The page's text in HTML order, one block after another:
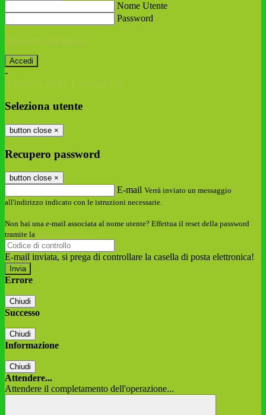
Nome Utente
Password
-
Seleziona utente
button close ×
Recupero password
button close ×
E-mail Verrà inviato un messaggio
all'indirizzo indicato con le istruzioni necessarie.
Non hai una e-mail associata al nome utente? Effettua il reset della password
tramite la
E-mail inviata, si prega di controllare la casella di posta elettronica!
Errore
Chiudi
Successo
Chiudi
Informazione
Chiudi
Attendere...
Attendere il completamento dell'operazione...